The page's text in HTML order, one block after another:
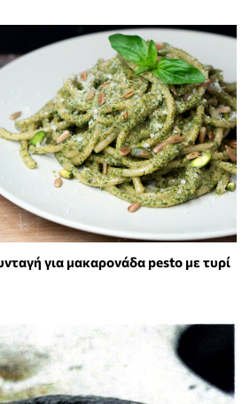
για μακαρονάδα pesto με τυρί